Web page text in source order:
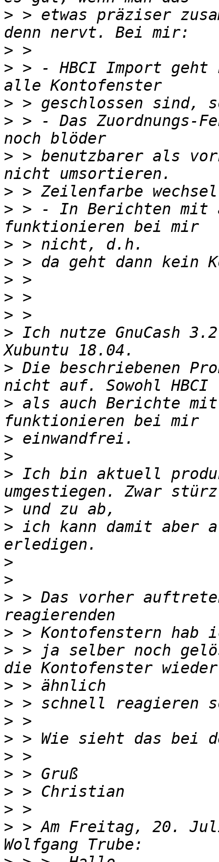
> > etwas präziser
>
> > - HBCI Import geht
>
> > - Das Zuordnungs-
> > benutzbarer als
>
> > - In Berichten mit
>
>
>
>
>
> ​Ich nutze GnuCash
> Die ​beschriebenen
> als auch Berichte mit
>
>
> Ich bin aktuell
>
> ich kann damit aber
>
>
> > Das vorher
>
> > ja selber noch
>
>
>
>
>
>
>
>
> > Am Freitag, 20.